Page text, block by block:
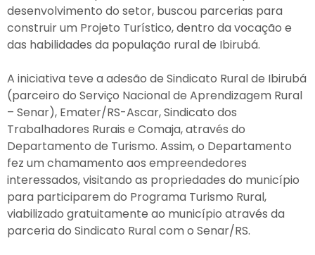
desenvolvimento do setor, buscou parcerias para
construir um Projeto Turístico, dentro da vocação e
das habilidades da população rural de Ibirubá.
A iniciativa teve a adesão de Sindicato Rural de Ibirubá
(parceiro do Serviço Nacional de Aprendizagem Rural
– Senar), Emater/RS-Ascar, Sindicato dos
Trabalhadores Rurais e Comaja, através do
Departamento de Turismo. Assim, o Departamento
fez um chamamento aos empreendedores
interessados, visitando as propriedades do município
para participarem do Programa Turismo Rural,
viabilizado gratuitamente ao município através da
parceria do Sindicato Rural com o Senar/RS.